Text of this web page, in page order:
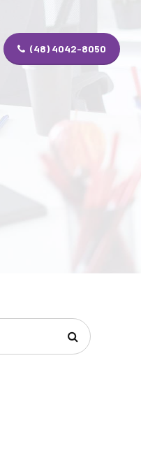
(48) 4042-8050